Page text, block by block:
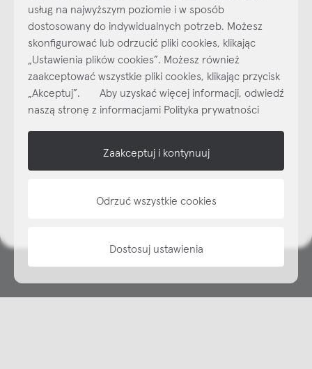
Najlepsze inspiracje i promocje na wyciągnięcie ręki, zapisz się już
dzisiaj do naszego cyklicznego newslettera!
SubskrybujNEWSLETTER
NAP
usług na najwyższym poziomie i w sposób
dostosowany do indywidualnych potrzeb. Możesz
skonfigurować lub odrzucić pliki cookies, klikając
„Ustawienia plików cookies”. Możesz również
zaakceptować wszystkie pliki cookies, klikając przycisk
„Akceptuj”. Aby uzyskać więcej informacji, odwiedź
naszą stronę z informacjami Polityka prywatności
Zaakceptuj i kontynuuj
Odrzuć wszystkie cookies
Dostosuj ustawienia